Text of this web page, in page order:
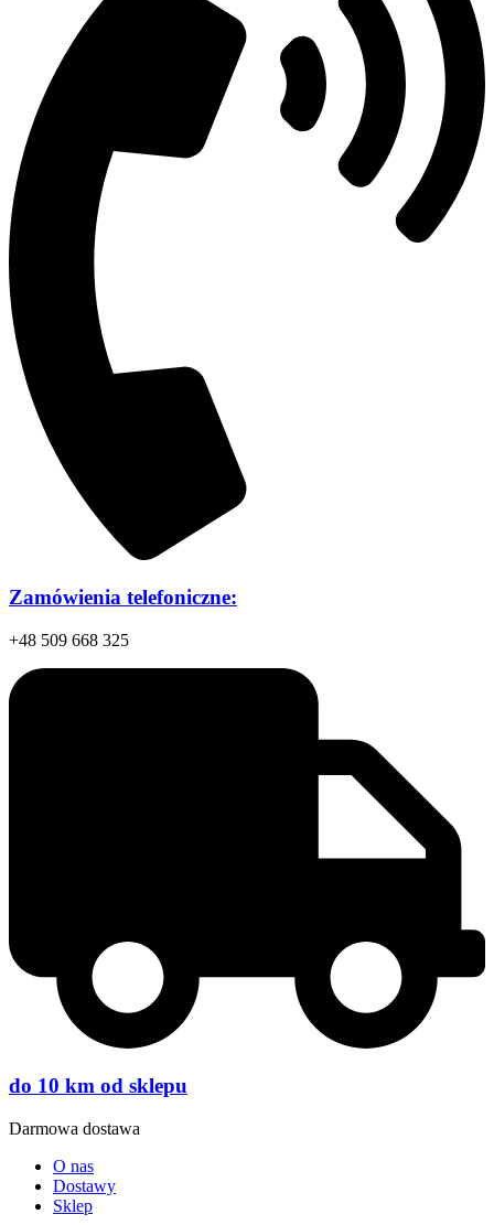
Zamówienia telefoniczne:
+48 509 668 325
do 10 km od sklepu
Darmowa dostawa
O nas
Dostawy
Sklep